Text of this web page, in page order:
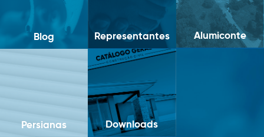
Alumiconte
Blog Representantes
Persianas Downloads